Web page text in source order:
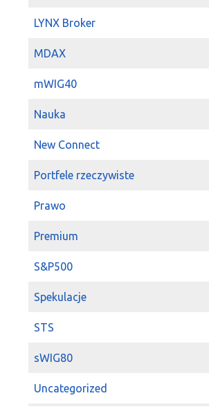
LYNX Broker
MDAX
mWIG40
Nauka
New Connect
Portfele rzeczywiste
Prawo
Premium
S&P500
Spekulacje
STS
sWIG80
Uncategorized